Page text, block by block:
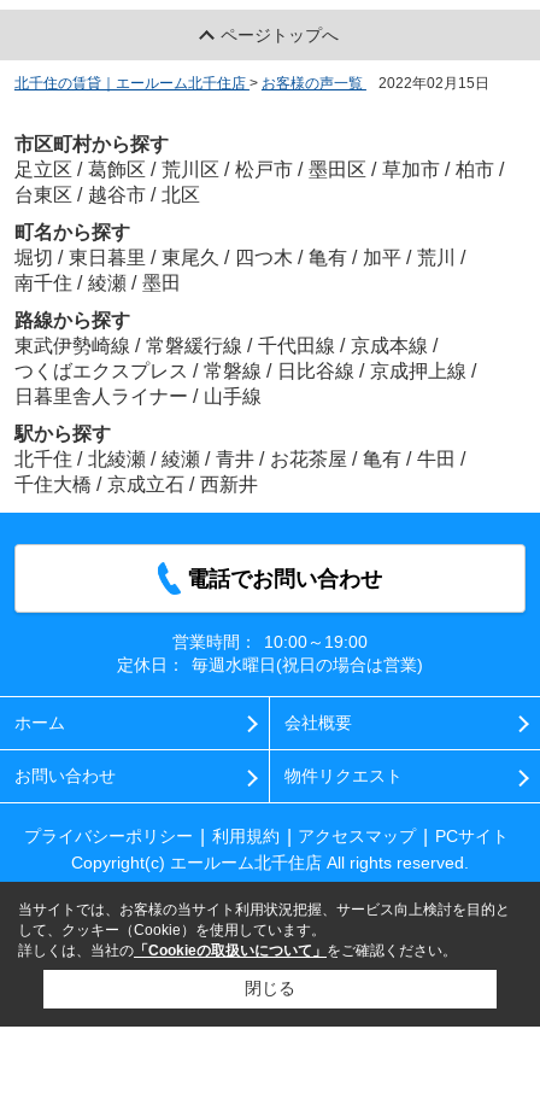
ページトップへ
北千住の賃貸｜エールーム北千住店 > お客様の声一覧 2022年02月15日
市区町村から探す
足立区 / 葛飾区 / 荒川区 / 松戸市 / 墨田区 / 草加市 / 柏市 /
台東区 / 越谷市 / 北区
町名から探す
堀切 / 東日暮里 / 東尾久 / 四つ木 / 亀有 / 加平 / 荒川 /
南千住 / 綾瀬 / 墨田
路線から探す
東武伊勢崎線 / 常磐緩行線 / 千代田線 / 京成本線 /
つくばエクスプレス / 常磐線 / 日比谷線 / 京成押上線 /
日暮里舎人ライナー / 山手線
駅から探す
北千住 / 北綾瀬 / 綾瀬 / 青井 / お花茶屋 / 亀有 / 牛田 /
千住大橋 / 京成立石 / 西新井
電話でお問い合わせ
営業時間：
10:00～19:00
定休日：
毎週水曜日(祝日の場合は営業)
ホーム 会社概要
お問い合わせ 物件リクエスト
プライバシーポリシー 利用規約 アクセスマップ
PCサイト
Copyright(c) エールーム北千住店 All rights reserved.
当サイトでは、お客様の当サイト利用状況把握、サービス向上検討を目的と
して、クッキー（Cookie）を使用しています。
詳しくは、当社の 「Cookieの取扱いについて」 をご確認ください。
閉じる